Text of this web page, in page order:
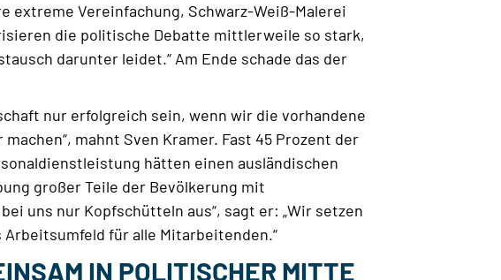
extreme Vereinfachung, Schwarz-Weiß-Malerei
die politische Debatte mittlerweile so stark,
darunter leidet.“ Am Ende schade das der
nur erfolgreich sein, wenn wir die vorhandene
mahnt Sven Kramer. Fast 45 Prozent der
hätten einen ausländischen
großer Teile der Bevölkerung mit
uns nur Kopfschütteln aus“, sagt er: „Wir setzen
für alle Mitarbeitenden.“
IN POLITISCHER MITTE